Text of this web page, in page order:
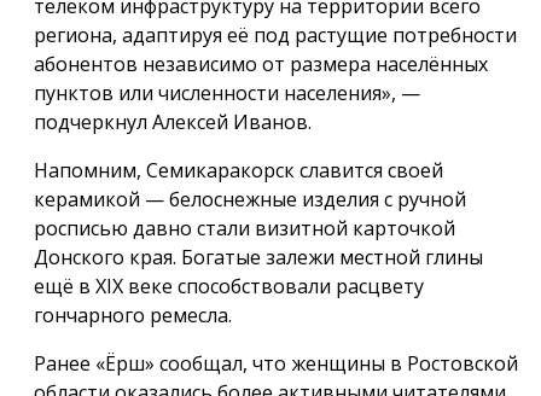
телеком инфраструктуру на территории всего
региона, адаптируя её под растущие потребности
абонентов независимо от размера населённых
пунктов или численности населения», —
подчеркнул Алексей Иванов.
Напомним, Семикаракорск славится своей
керамикой — белоснежные изделия с ручной
росписью давно стали визитной карточкой
Донского края. Богатые залежи местной глины
ещё в XIX веке способствовали расцвету
гончарного ремесла.
Ранее «Ёрш» сообщал, что женщины в Ростовской